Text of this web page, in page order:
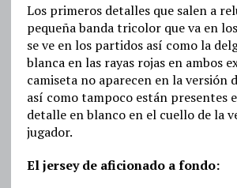
Los primeros detalles que salen a
pequeña banda tricolor que va en
se ve en los partidos así como la
blanca en las rayas rojas en ambos
camiseta no aparecen en la versión
así como tampoco están presentes
detalle en blanco en el cuello de la
jugador.
El jersey de aficionado a fondo: